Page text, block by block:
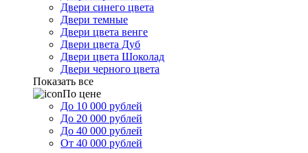
Двери синего цвета
Двери темные
Двери цвета венге
Двери цвета Дуб
Двери цвета Шоколад
Двери черного цвета
Показать все
По цене
До 10 000 рублей
До 20 000 рублей
До 40 000 рублей
От 40 000 рублей